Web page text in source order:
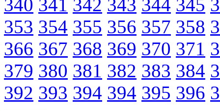
340 341 342 343 344 345
353 354 355 356 357 358
366 367 368 369 370 371
379 380 381 382 383 384
392 393 394 394 395 396